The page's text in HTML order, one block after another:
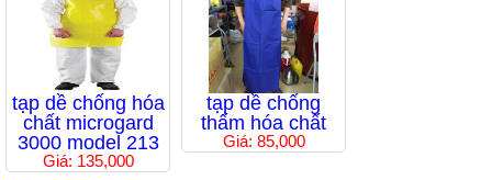
tạp dề chống hóa
chất microgard
3000 model 213
Giá: 135,000
tạp dề chống
thấm hóa chất
Giá: 85,000